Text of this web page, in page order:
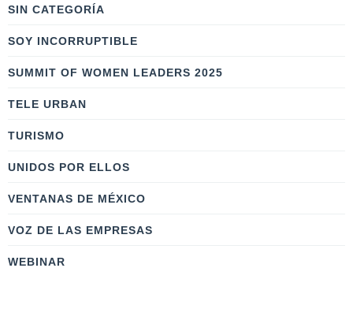
SIN CATEGORÍA
SOY INCORRUPTIBLE
SUMMIT OF WOMEN LEADERS 2025
TELE URBAN
TURISMO
UNIDOS POR ELLOS
VENTANAS DE MÉXICO
VOZ DE LAS EMPRESAS
WEBINAR